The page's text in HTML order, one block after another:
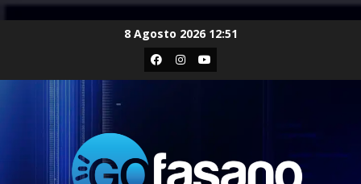
8 Agosto 2026 12:51
Facebook
Instagram
Youtube